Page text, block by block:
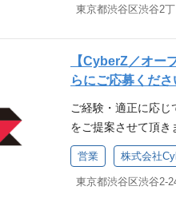
ベースを用いたシ
リティの分野の能力
の異なる関係者に対
えつつ現実と向き
ームワークを重視し
す。 技術スタック
しくは営業経験 コ
る経験・スキル】
スマートフォンの
（RPA,スクリプト
める人物像】 シス
ステムや技術に関す
いを感じているエ
ジニアリングの成果
トワークインテグ
グループのオフィス
触れる機会が豊富に
です。 技術スタッ
の企画・設計・構築
用 無線LAN（大規
L2 / L3 スイッチ 無
を活用した販売促
家電メーカー ・大
たマーケティング
まで、一気通貫し
売企業・メーカー双
ットをフル活用した
ールメディアを武器
ーケティングを共に
ーエージェントの
【CyberZ／オー
らにご応募くださ
ご経験・適正に応
をご提案させて頂き
営業 株式会社